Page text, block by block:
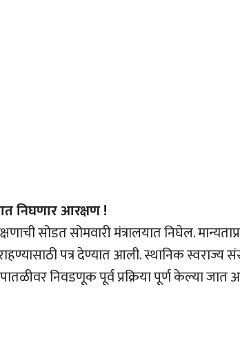
निघणार आरक्षण !
सोडत सोमवारी मंत्रालयात निघेल.
पत्र देण्यात आली. स्थानिक स्वराज्य
निवडणूक पूर्व प्रक्रिया पूर्ण केल्या जात